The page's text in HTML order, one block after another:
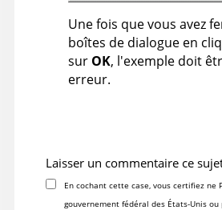
Une fois que vous avez
boîtes de dialogue en
sur OK, l'exemple doit
erreur.
Laisser un commentaire ce
En cochant cette case, vous certifiez ne
gouvernement fédéral des États-Unis ou